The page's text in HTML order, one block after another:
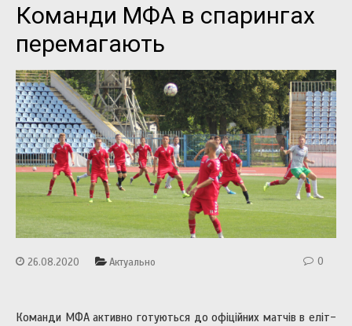
Команди МФА в спарингах
перемагають
26.08.2020 Актуально 0
Команди МФА активно готуються до офіційних матчів в еліт-